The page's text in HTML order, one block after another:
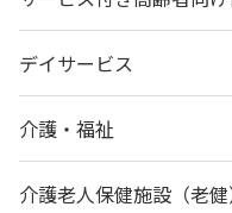
デイサービス
介護・福祉
介護老人保健施設（老健